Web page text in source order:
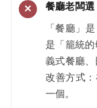
餐廳老闆選
「餐廳」
是「籠統的
義式餐廳、
改善方式
一個。